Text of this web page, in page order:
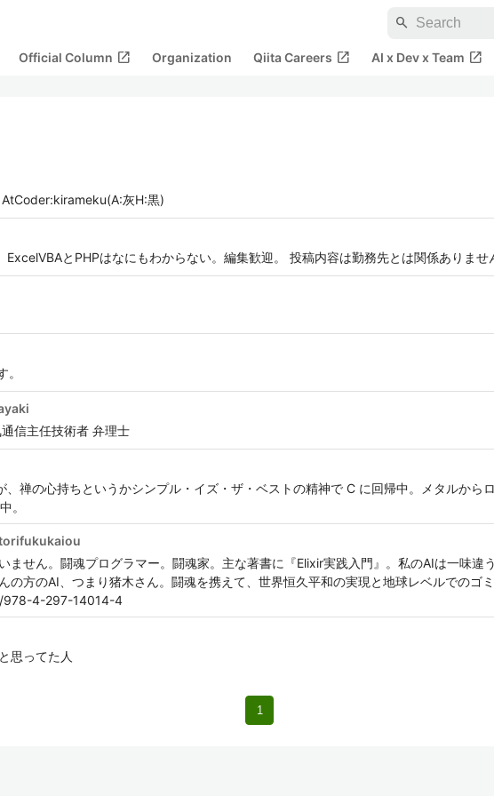
search
Official Column open_in_new Organization Qiita Careers open_in_new AI x Dev x Team open_in_new
灰H:黒)
とPHPはなにもわからない。編集歓迎。 投稿内容は勤務先とは関係ありませ
信主任技術者 弁理士
禅の心持ちというかシンプル・イズ・ザ・ベストの精神で C に回帰中。メタルから
。
ません。闘魂プログラマー。闘魂家。主な著書に『Elixir実践入門』。私のAIは一味
の方のAI、つまり猪木さん。闘魂を携えて、世界恒久平和の実現と地球レベルでのゴ
4-297-14014-4
思ってた人
1